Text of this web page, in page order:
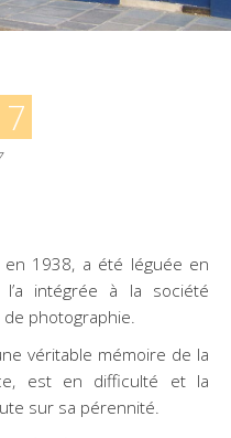
en 1938, a été léguée en
intégrée à la société
de photographie.
véritable mémoire de la
est en difficulté et la
sur sa pérennité.